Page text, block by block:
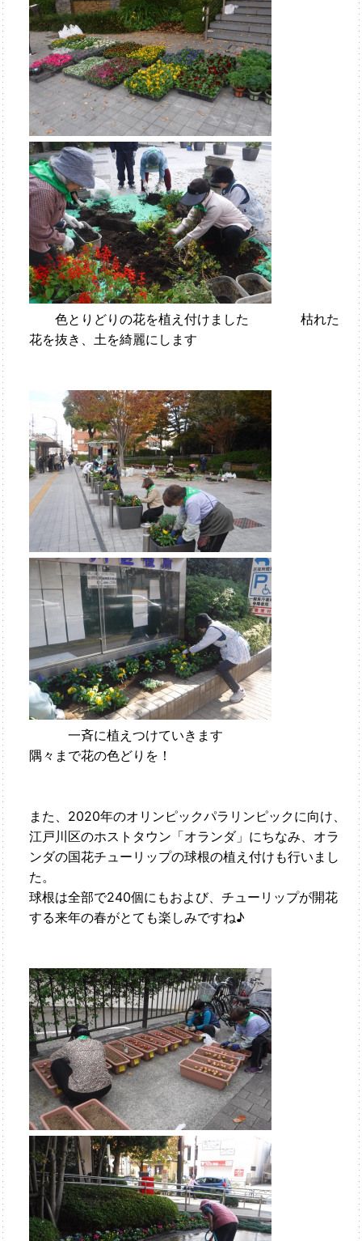
色とりどりの花を植え付けました 枯れた
花を抜き、土を綺麗にします
一斉に植えつけていきます
隅々まで花の色どりを！
また、2020年のオリンピックパラリンピックに向け、
江戸川区のホストタウン「オランダ」にちなみ、オラ
ンダの国花チューリップの球根の植え付けも行いまし
た。
球根は全部で240個にもおよび、チューリップが開花
する来年の春がとても楽しみですね♪